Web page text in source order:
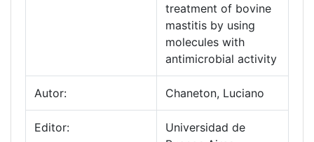
treatment of bovine
mastitis by using
molecules with
antimicrobial activity
Autor: Chaneton, Luciano
Editor:
Universidad de